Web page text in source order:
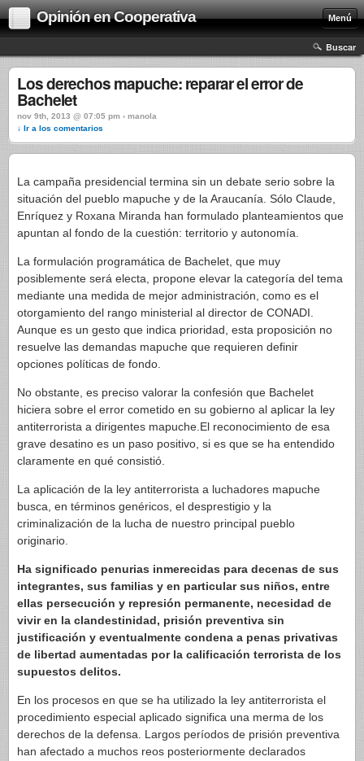
Opinión en Cooperativa Menú
Buscar
Los derechos mapuche: reparar el error de
Bachelet
nov 9th, 2013 @ 07:05 pm › manola
↓ Ir a los comentarios
La campaña presidencial termina sin un debate serio sobre la
situación del pueblo mapuche y de la Araucanía. Sólo Claude,
Enríquez y Roxana Miranda han formulado planteamientos que
apuntan al fondo de la cuestión: territorio y autonomía.
La formulación programática de Bachelet, que muy
posiblemente será electa, propone elevar la categoría del tema
mediante una medida de mejor administración, como es el
otorgamiento del rango ministerial al director de CONADI.
Aunque es un gesto que indica prioridad, esta proposición no
resuelve las demandas mapuche que requieren definir
opciones políticas de fondo.
No obstante, es preciso valorar la confesión que Bachelet
hiciera sobre el error cometido en su gobierno al aplicar la ley
antiterrorista a dirigentes mapuche.El reconocimiento de esa
grave desatino es un paso positivo, si es que se ha entendido
claramente en qué consistió.
La aplicación de la ley antiterrorista a luchadores mapuche
busca, en términos genéricos, el desprestigio y la
criminalización de la lucha de nuestro principal pueblo
originario.
Ha significado penurias inmerecidas para decenas de sus
integrantes, sus familias y en particular sus niños, entre
ellas persecución y represión permanente, necesidad de
vivir en la clandestinidad, prisión preventiva sin
justificación y eventualmente condena a penas privativas
de libertad aumentadas por la calificación terrorista de los
supuestos delitos.
En los procesos en que se ha utilizado la ley antiterrorista el
procedimiento especial aplicado significa una merma de los
derechos de la defensa. Largos períodos de prisión preventiva
han afectado a muchos reos posteriormente declarados